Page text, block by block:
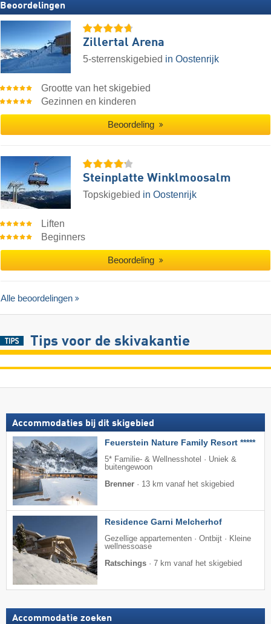
Beoordelingen
Zillertal Arena
5-sterrenskigebied in Oostenrijk
Grootte van het skigebied
Gezinnen en kinderen
Beoordeling
Steinplatte Winklmoosalm
Topskigebied in Oostenrijk
Liften
Beginners
Beoordeling
Alle beoordelingen
Tips voor de skivakantie
Accommodaties bij dit skigebied
Feuerstein Nature Family Resort *****
5* Familie- & Wellnesshotel · Uniek &
buitengewoon
Brenner · 13 km vanaf het skigebied
Residence Garni Melcherhof
Gezellige appartementen · Ontbijt · Kleine
wellnessoase
Ratschings · 7 km vanaf het skigebied
Accommodatie zoeken